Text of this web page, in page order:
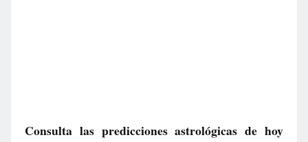
Consulta las predicciones astrológicas de hoy